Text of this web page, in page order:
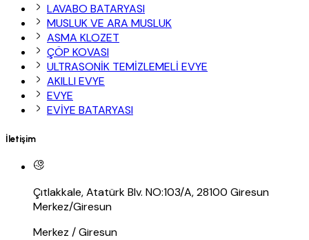
LAVABO BATARYASI
MUSLUK VE ARA MUSLUK
ASMA KLOZET
ÇÖP KOVASI
ULTRASONİK TEMİZLEMELİ EVYE
AKILLI EVYE
EVYE
EVİYE BATARYASI
İletişim
Çıtlakkale, Atatürk Blv. NO:103/A, 28100 Giresun
Merkez/Giresun
Merkez / Giresun